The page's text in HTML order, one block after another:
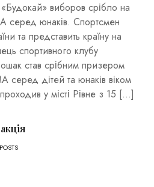
виборов срібло на
серед юнаків. Спортсмен
та представить країну на
спортивного клубу
став срібним призером
серед дітей та юнаків віком
у місті Рівне з 15 […]
POSTS